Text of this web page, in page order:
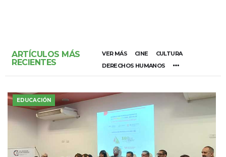
ARTÍCULOS MÁS
RECIENTES
VER MÁS CINE
CULTURA
DERECHOS HUMANOS
EDUCACIÓN